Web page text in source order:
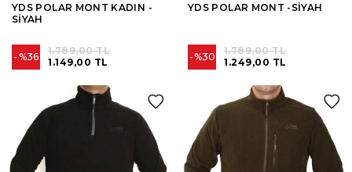
YDS POLAR MONT KADIN -
SİYAH
%36 1.149,00 TL
1.789,00 TL
YDS POLAR MONT -SİYAH
%30 1.249,00 TL
1.789,00 TL